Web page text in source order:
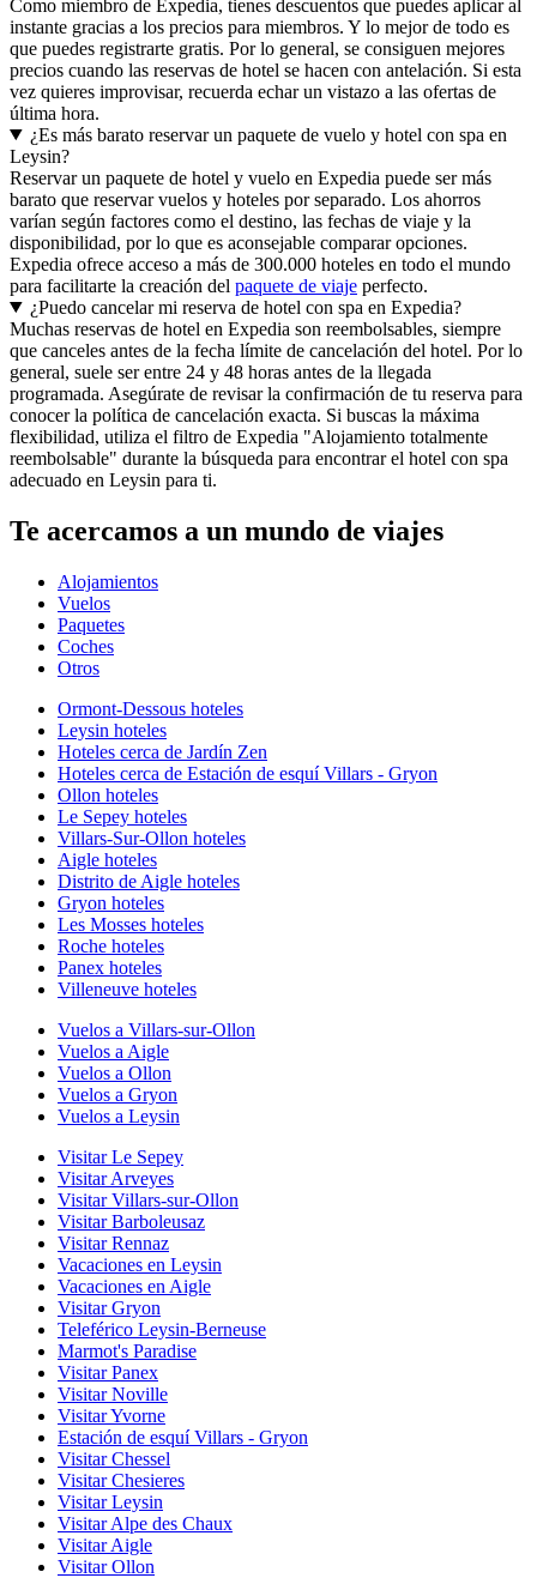
Como miembro de Expedia, tienes descuentos que puedes aplicar al
instante gracias a los precios para miembros. Y lo mejor de todo es
que puedes registrarte gratis. Por lo general, se consiguen mejores
precios cuando las reservas de hotel se hacen con antelación. Si esta
vez quieres improvisar, recuerda echar un vistazo a las ofertas de
última hora.
¿Es más barato reservar un paquete de vuelo y hotel con spa en
Leysin?
Reservar un paquete de hotel y vuelo en Expedia puede ser más
barato que reservar vuelos y hoteles por separado. Los ahorros
varían según factores como el destino, las fechas de viaje y la
disponibilidad, por lo que es aconsejable comparar opciones.
Expedia ofrece acceso a más de 300.000 hoteles en todo el mundo
para facilitarte la creación del paquete de viaje perfecto.
¿Puedo cancelar mi reserva de hotel con spa en Expedia?
Muchas reservas de hotel en Expedia son reembolsables, siempre
que canceles antes de la fecha límite de cancelación del hotel. Por lo
general, suele ser entre 24 y 48 horas antes de la llegada
programada. Asegúrate de revisar la confirmación de tu reserva para
conocer la política de cancelación exacta. Si buscas la máxima
flexibilidad, utiliza el filtro de Expedia "Alojamiento totalmente
reembolsable" durante la búsqueda para encontrar el hotel con spa
adecuado en Leysin para ti.
Te acercamos a un mundo de viajes
Alojamientos
Vuelos
Paquetes
Coches
Otros
Ormont-Dessous hoteles
Leysin hoteles
Hoteles cerca de Jardín Zen
Hoteles cerca de Estación de esquí Villars - Gryon
Ollon hoteles
Le Sepey hoteles
Villars-Sur-Ollon hoteles
Aigle hoteles
Distrito de Aigle hoteles
Gryon hoteles
Les Mosses hoteles
Roche hoteles
Panex hoteles
Villeneuve hoteles
Vuelos a Villars-sur-Ollon
Vuelos a Aigle
Vuelos a Ollon
Vuelos a Gryon
Vuelos a Leysin
Visitar Le Sepey
Visitar Arveyes
Visitar Villars-sur-Ollon
Visitar Barboleusaz
Visitar Rennaz
Vacaciones en Leysin
Vacaciones en Aigle
Visitar Gryon
Teleférico Leysin-Berneuse
Marmot's Paradise
Visitar Panex
Visitar Noville
Visitar Yvorne
Estación de esquí Villars - Gryon
Visitar Chessel
Visitar Chesieres
Visitar Leysin
Visitar Alpe des Chaux
Visitar Aigle
Visitar Ollon